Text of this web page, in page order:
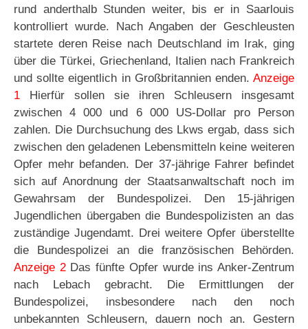
rund anderthalb Stunden weiter, bis er in Saarlouis
kontrolliert wurde. Nach Angaben der Geschleusten
startete deren Reise nach Deutschland im Irak, ging
über die Türkei, Griechenland, Italien nach Frankreich
und sollte eigentlich in Großbritannien enden. Anzeige
1 Hierfür sollen sie ihren Schleusern insgesamt
zwischen 4 000 und 6 000 US-Dollar pro Person
zahlen. Die Durchsuchung des Lkws ergab, dass sich
zwischen den geladenen Lebensmitteln keine weiteren
Opfer mehr befanden. Der 37-jährige Fahrer befindet
sich auf Anordnung der Staatsanwaltschaft noch im
Gewahrsam der Bundespolizei. Den 15-jährigen
Jugendlichen übergaben die Bundespolizisten an das
zuständige Jugendamt. Drei weitere Opfer überstellte
die Bundespolizei an die französischen Behörden.
Anzeige 2Das fünfte Opfer wurde ins Anker-Zentrum
nach Lebach gebracht. Die Ermittlungen der
Bundespolizei, insbesondere nach den noch
unbekannten Schleusern, dauern noch an. Gestern